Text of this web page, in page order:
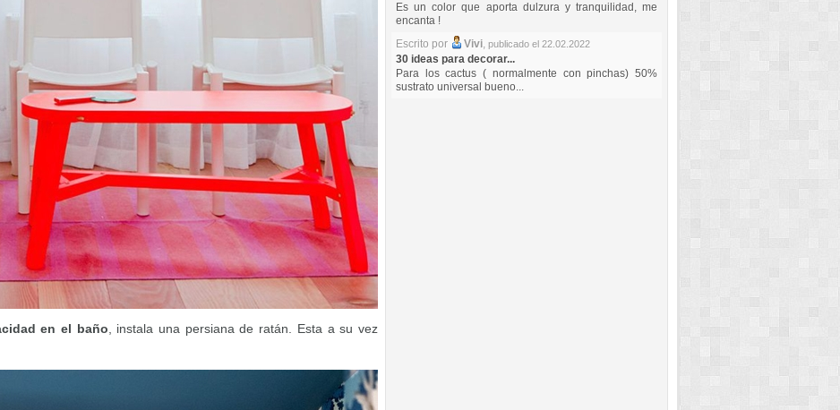
en el baño , instala una persiana de ratán. Esta a su vez
Es un color que aporta dulzura y tranquilidad, me
encanta !
Escrito por
Vivi, publicado el 22.02.2022
30 ideas para decorar...
Para los cactus ( normalmente con pinchas) 50%
sustrato universal bueno...